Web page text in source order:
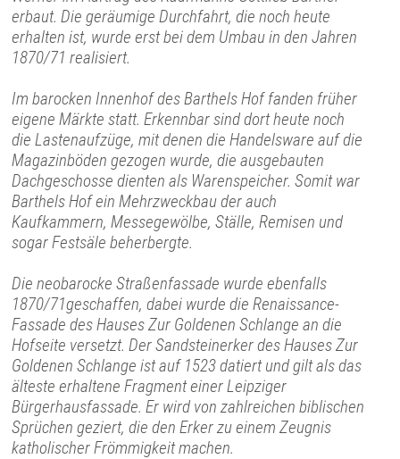
erbaut. Die geräumige Durchfahrt, die noch heute
erhalten ist, wurde erst bei dem Umbau in den Jahren
1870/71 realisiert.
Im barocken Innenhof des Barthels Hof fanden früher
eigene Märkte statt. Erkennbar sind dort heute noch
die Lastenaufzüge, mit denen die Handelsware auf die
Magazinböden gezogen wurde, die ausgebauten
Dachgeschosse dienten als Warenspeicher. Somit war
Barthels Hof ein Mehrzweckbau der auch
Kaufkammern, Messegewölbe, Ställe, Remisen und
sogar Festsäle beherbergte.
Die neobarocke Straßenfassade wurde ebenfalls
1870/71geschaffen, dabei wurde die Renaissance-
Fassade des Hauses Zur Goldenen Schlange an die
Hofseite versetzt. Der Sandsteinerker des Hauses Zur
Goldenen Schlange ist auf 1523 datiert und gilt als das
älteste erhaltene Fragment einer Leipziger
Bürgerhausfassade. Er wird von zahlreichen biblischen
Sprüchen geziert, die den Erker zu einem Zeugnis
katholischer Frömmigkeit machen.